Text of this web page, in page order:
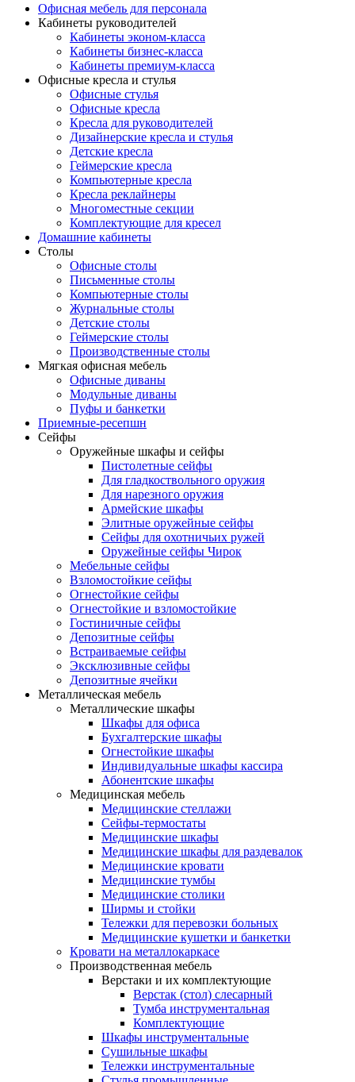
Офисная мебель для персонала
Кабинеты руководителей
Кабинеты эконом-класса
Кабинеты бизнес-класса
Кабинеты премиум-класса
Офисные кресла и стулья
Офисные стулья
Офисные кресла
Кресла для руководителей
Дизайнерские кресла и стулья
Детские кресла
Геймерские кресла
Компьютерные кресла
Кресла реклайнеры
Многоместные секции
Комплектующие для кресел
Домашние кабинеты
Столы
Офисные столы
Письменные столы
Компьютерные столы
Журнальные столы
Детские столы
Геймерские столы
Производственные столы
Мягкая офисная мебель
Офисные диваны
Модульные диваны
Пуфы и банкетки
Приемные-ресепшн
Сейфы
Оружейные шкафы и сейфы
Пистолетные сейфы
Для гладкоствольного оружия
Для нарезного оружия
Армейские шкафы
Элитные оружейные сейфы
Сейфы для охотничьих ружей
Оружейные сейфы Чирок
Мебельные сейфы
Взломостойкие сейфы
Огнестойкие сейфы
Огнестойкие и взломостойкие
Гостиничные сейфы
Депозитные сейфы
Встраиваемые сейфы
Эксклюзивные сейфы
Депозитные ячейки
Металлическая мебель
Металлические шкафы
Шкафы для офиса
Бухгалтерские шкафы
Огнестойкие шкафы
Индивидуальные шкафы кассира
Абонентские шкафы
Медицинская мебель
Медицинские стеллажи
Сейфы-термостаты
Медицинские шкафы
Медицинские шкафы для раздевалок
Медицинские кровати
Медицинские тумбы
Медицинские столики
Ширмы и стойки
Тележки для перевозки больных
Медицинские кушетки и банкетки
Кровати на металлокаркасе
Производственная мебель
Верстаки и их комплектующие
Верстак (стол) слесарный
Тумба инструментальная
Комплектующие
Шкафы инструментальные
Сушильные шкафы
Тележки инструментальные